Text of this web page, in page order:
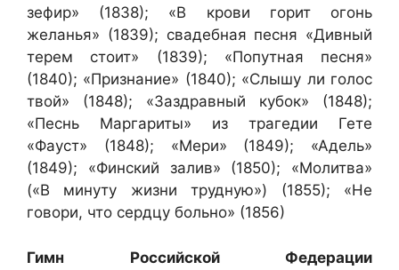
зефир» (1838); «В крови горит огонь
желанья» (1839); свадебная песня «Дивный
терем стоит» (1839); «Попутная песня»
(1840); «Признание» (1840); «Слышу ли голос
твой» (1848); «Заздравный кубок» (1848);
«Песнь Маргариты» из трагедии Гете
«Фауст» (1848); «Мери» (1849); «Адель»
(1849); «Финский залив» (1850); «Молитва»
(«В минуту жизни трудную») (1855); «Не
говори, что сердцу больно» (1856)
Гимн Российской Федерации